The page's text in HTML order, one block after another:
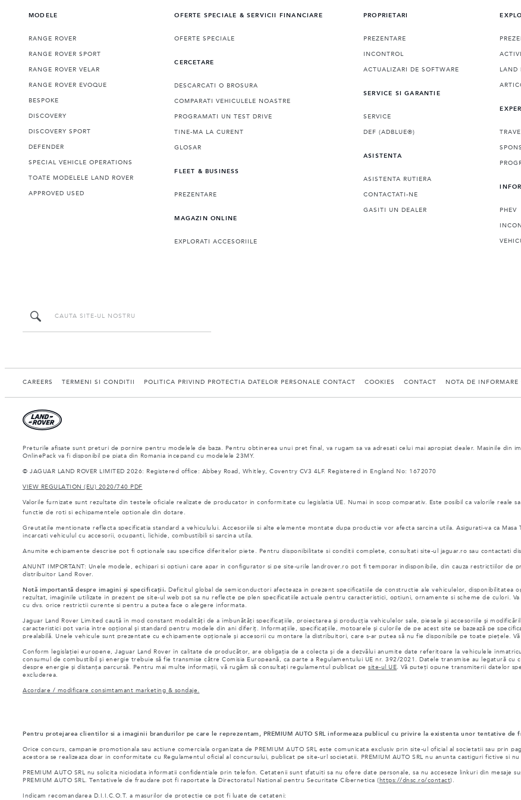
MODELE
RANGE ROVER
RANGE ROVER SPORT
RANGE ROVER VELAR
RANGE ROVER EVOQUE
BESPOKE
DISCOVERY
DISCOVERY SPORT
DEFENDER
SPECIAL VEHICLE OPERATIONS
TOATE MODELELE LAND ROVER
APPROVED USED
OFERTE SPECIALE & SERVICII FINANCIARE
OFERTE SPECIALE
CERCETARE
DESCARCATI O BROSURA
COMPARATI VEHICULELE NOASTRE
PROGRAMATI UN TEST DRIVE
TINE-MA LA CURENT
GLOSAR
FLEET & BUSINESS
PREZENTARE
MAGAZIN ONLINE
EXPLORATI ACCESORIILE
PROPRIETARI
PREZENTARE
INCONTROL
ACTUALIZARI DE SOFTWARE
SERVICE SI GARANTIE
SERVICE
DEF (ADBLUE®)
ASISTENTA
ASISTENTA RUTIERA
CONTACTATI-NE
GASITI UN DEALER
LAND
PHEV
CAREERS TERMENI SI CONDITII POLITICA PRIVIND PROTECTIA DATELOR PERSONALE CONTACT COOKIES CONTACT NOTA DE
Preturile afisate sunt preturi de pornire pentru modelele de baza. Pentru obtinerea unui pret final, va rugam sa va adresati celui mai apropiat dealer. Masinile din
OnlinePack va fi disponibil pe piata din Romania incepand cu modelele 23MY.
© JAGUAR LAND ROVER LIMITED 2026: Registered office: Abbey Road, Whitley, Coventry CV3 4LF. Registered in England No: 1672070
VIEW REGULATION (EU) 2020/740 PDF
Valorile furnizate sunt rezultate din testele oficiale realizate de producator in conformitate cu legislatia UE. Numai in scop comparativ. Este posibil ca valorile reale
functie de roti si echipamentele optionale din dotare.
Greutatile mentionate reflecta specificatia standard a vehiculului. Accesoriile si alte elemente montate dupa productie vor afecta sarcina utila. Asigurati-va ca Masa
incarcati vehiculul cu accesorii, ocupanti, lichide, combustibili si sarcina utila.
Anumite echipamente descrise pot fi optionale sau specifice diferitelor piete. Pentru disponibilitate si conditii complete, consultati site-ul jaguar.ro sau contactati
ANUNT IMPORTANT: Unele modele, echipari si optiuni care apar in configurator si pe site-urile landrover.ro pot fi temporar indisponibile, din cauza restrictiilor
distribuitor Land Rover.
Notă importantă despre imagini și specificații. Deficitul global de semiconductori afecteaza in prezent specificatiile de constructie ale vehiculelor,
rezultat, imaginile utilizate in prezent pe site-ul web pot sa nu reflecte pe plen specificatiile actuale pentru caracteristici, optiuni, ornamente si scheme de culori.
cu dvs. orice restrictii curente si pentru a putea face o alegere informata.
Jaguar Land Rover Limited caută în mod constant modalități de a îmbunătăți specificațiile, proiectarea și producția vehiculelor sale, piesele și accesoriile și
caracteristici pot varia între opțional și standard pentru modele din ani diferiț. Informațiile, specificațiile, motoarele și culorile de pe acest site se bazează pe
prealabilă. Unele vehicule sunt prezentate cu echipamente opționale și accesorii cu montare la distribuitori, care s-ar putea să nu fie disponibile pe toate piețele.
Conform legislației europene, Jaguar Land Rover în calitate de producător, are obligația de a colecta și de a dezvălui anumite date referitoare la vehiculele
consumul de combustibil și energie trebuie să fie transmise către Comisia Europeană, ca parte a Regulamentului UE nr. 392/2021. Datele transmise au legatură
despre energie și distanța parcursă. Pentru mai multe informații, vă rugăm să consultați regulamentul publicat pe site-ul UE. Vă puteți opune transmiterii datelor
excluderea.
Acordare / modificare consimtamant marketing & sondaje.
Pentru protejarea clientilor si a imaginii brandurilor pe care le reprezentam, PREMIUM AUTO SRL informeaza publicul cu privire la existenta unor tentative
Orice concurs, campanie promotionala sau actiune comerciala organizata de PREMIUM AUTO SRL este comunicata exclusiv prin site-ul oficial al societatii sau prin
acestora se realizeaza doar in conformitate cu Regulamentul oficial al concursului, publicat pe site-url societatii. PREMIUM AUTO SRL nu anunta castiguri fictive si
PREMIUM AUTO SRL nu solicita niciodata informatii confidentiale prin telefon. Cetatenii sunt sfatuiti sa nu ofere date personale, sa nu acceseze linkuri din
PREMIUM AUTO SRL. Tentativele de fraudare pot fi raportate la Directoratul National pentru Securitate Cibernetica ( https://dnsc.ro/contact).
Indicam recomandarea D.I.I.C.O.T. a masurilor de protectie ce pot fi luate de cetateni: